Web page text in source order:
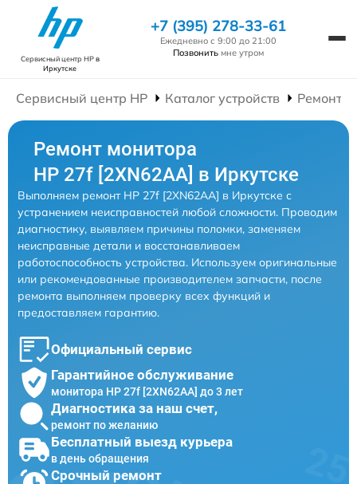
Сервисный центр HPв
Иркутске
+7 (395) 278-33-61
Ежедневно с 9:00 до 21:00
Позвонить мне утром
Сервисный центр HP Каталог устройств Ремонт
Ремонт монитора
HP 27f [2XN62AA] в Иркутске
Выполняем ремонт HP 27f [2XN62AA] в Иркутске с
устранением неисправностей любой сложности. Проводим
диагностику, выявляем причины поломки, заменяем
неисправные детали и восстанавливаем
работоспособность устройства. Используем оригинальные
или рекомендованные производителем запчасти, после
ремонта выполняем проверку всех функций и
предоставляем гарантию.
Официальный сервис
Гарантийное обслуживание
монитора HP 27f [2XN62AA] до 3 лет
Диагностика за наш счет,
ремонт по желанию
Бесплатный выезд курьера
в день обращения
Срочный ремонт